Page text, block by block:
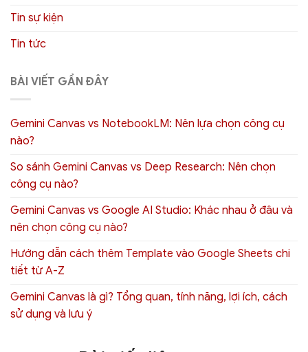
Tin sự kiện
Tin tức
BÀI VIẾT GẦN ĐÂY
Gemini Canvas vs NotebookLM: Nên lựa chọn công cụ
nào?
So sánh Gemini Canvas vs Deep Research: Nên chọn
công cụ nào?
Gemini Canvas vs Google AI Studio: Khác nhau ở đâu và
nên chọn công cụ nào?
Hướng dẫn cách thêm Template vào Google Sheets chi
tiết từ A-Z
Gemini Canvas là gì? Tổng quan, tính năng, lợi ích, cách
sử dụng và lưu ý